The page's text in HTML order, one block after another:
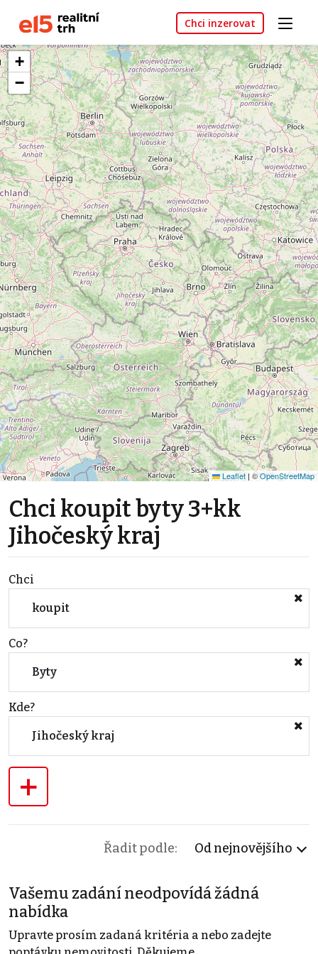
Chci inzerovat
+
−
Leaflet | ©OpenStreetMap
Chci koupit byty 3+kk
Jihočeský kraj
Chci
koupit
Co?
Byty
Kde?
Jihočeský kraj
+
Řadit podle: Od nejnovějšího
Vašemu zadání neodpovídá žádná
nabídka
Upravte prosím zadaná kritéria a nebo zadejte